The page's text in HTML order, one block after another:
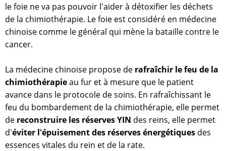
le foie ne va pas pouvoir l'aider à détoxifier les déchets
de la chimiothérapie. Le foie est considéré en médecine
chinoise comme le général qui mène la bataille contre le
cancer.
La médecine chinoise propose de rafraîchir le feu de la
chimiothérapieau fur et à mesure que le patient
avance dans le protocole de soins. En rafraîchissant le
feu du bombardement de la chimiothérapie, elle permet
de reconstruire les réserves YIN des reins, elle permet
d'éviter l'épuisement des réserves énergétiques des
essences vitales du rein et de la rate.